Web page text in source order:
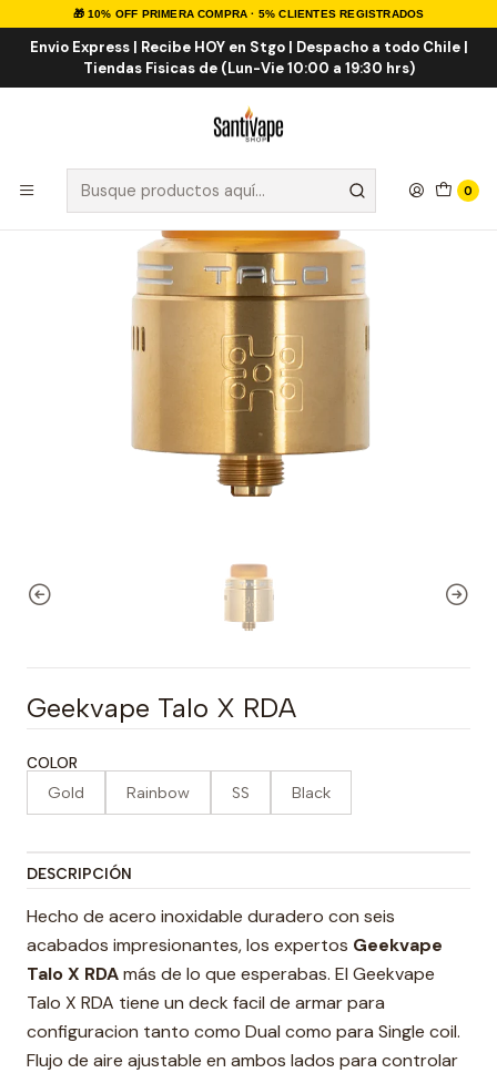
🎁 10% OFF PRIMERA COMPRA · 5% CLIENTES REGISTRADOS
Envio Express | Recibe HOY en Stgo | Despacho a todo Chile |
Tiendas Fisicas de (Lun-Vie 10:00 a 19:30 hrs)
0
Inicio ATOMIZADORES Atomizadores RDA
Geekvape Talo X RDA
Geekvape Talo X RDA
COLOR
Gold Rainbow SS Black
DESCRIPCIÓN
Hecho de acero inoxidable duradero con seis
acabados impresionantes, los expertos Geekvape
Talo X RDAmás de lo que esperabas. El Geekvape
Talo X RDA tiene un deck facil de armar para
configuracion tanto como Dual como para Single coil.
Flujo de aire ajustable en ambos lados para controlar